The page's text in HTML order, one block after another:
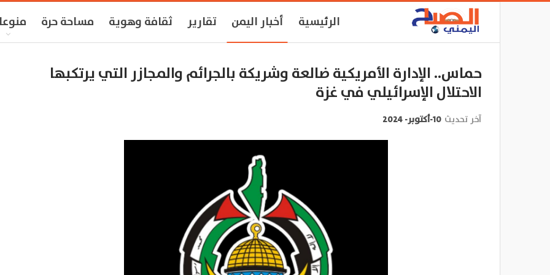
الرئيسية أخبار اليمن تقارير ثقافة وهوية مساحة حرة
حماس.. الإدارة الأمريكية ضالعة وشريكة بالجرائم والمجازر التي يرتكبها
الاحتلال الإسرائيلي في غزة
آخر تحديث 10-أكتوبر- 2024